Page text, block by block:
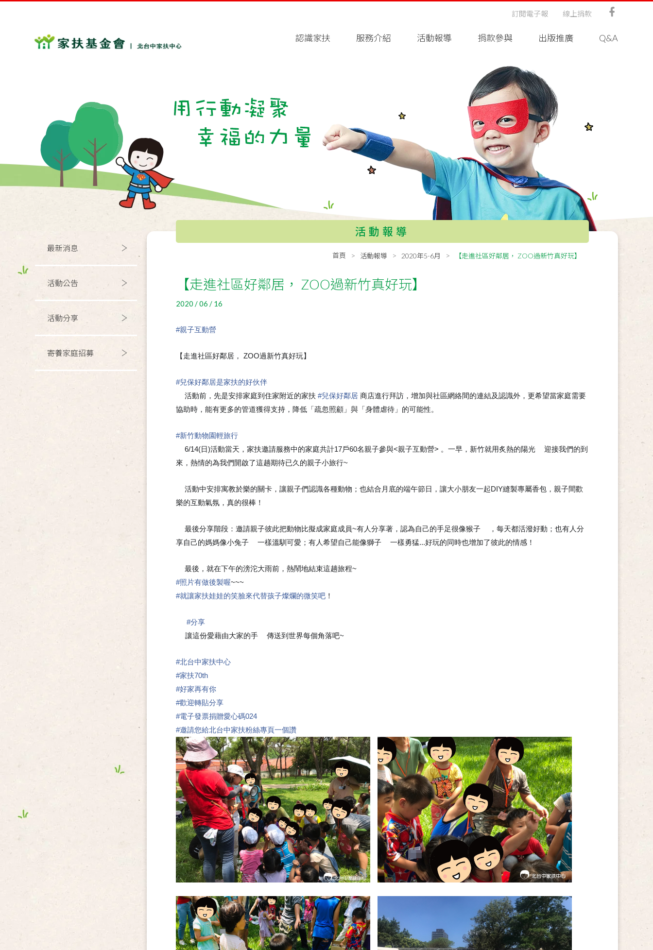
認識家扶 服務介紹 活動報導 捐款參與 出版推廣 Q&A
訂閱電子報 線上捐款
最新消息
活動公告
活動分享
寄養家庭招募
活動報導
首頁 活動報導 2020年5-6月 【走進社區好鄰居， ZOO過新竹真好玩】
【走進社區好鄰居， ZOO過新竹真好玩】
2020 / 06 / 16
#親子互動營
【走進社區好鄰居， ZOO過新竹真好玩】
#兒保好鄰居是家扶的好伙伴
活動前，先是安排家庭到住家附近的家扶 #兒保好鄰居 商店進行拜訪，增加與社區網絡間的連結及認識外，更希望當家庭需要
協助時，能有更多的管道獲得支持，降低「疏忽照顧」與「身體虐待」的可能性。
#新竹動物園輕旅行
6/14(日)活動當天，家扶邀請服務中的家庭共計17戶60名親子參與<親子互動營> 。一早，新竹就用炙熱的陽光
迎接我們的到
來，熱情的為我們開啟了這趟期待已久的親子小旅行~
活動中安排寓教於樂的關卡，讓親子們認識各種動物；也結合月底的端午節日，讓大小朋友一起DIY縫製專屬香包，親子間歡
樂的互動氣氛，真的很棒！
最後分享階段：邀請親子彼此把動物比擬成家庭成員~有人分享著，認為自己的手足很像猴子
，每天都活潑好動；也有人分
享自己的媽媽像小兔子
一樣溫馴可愛；有人希望自己能像獅子 一樣勇猛...好玩的同時也增加了彼此的情感！
最後，就在下午的滂沱大雨前，熱鬧地結束這趟旅程~
#照片有做後製喔~~~
#就讓家扶娃娃的笑臉來代替孩子燦爛的微笑吧 ！
#分享
讓這份愛藉由大家的手
傳送到世界每個角落吧~
#北台中家扶中心
#家扶70th
#好家再有你
#歡迎轉貼分享
#電子發票捐贈愛心碼024
#邀請您給北台中家扶粉絲專頁一個讚